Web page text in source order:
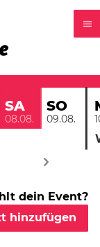
SA
08.08.
SO
09.08.
dein Event?
hinzufügen